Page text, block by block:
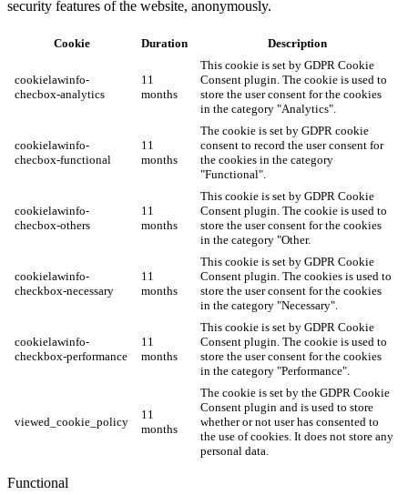
security features of the website, anonymously.
Cookie Duration Description
cookielawinfo-
checbox-analytics
11
months
This cookie is set by GDPR Cookie
Consent plugin. The cookie is used to
store the user consent for the cookies
in the category "Analytics".
cookielawinfo-
checbox-functional
11
months
The cookie is set by GDPR cookie
consent to record the user consent for
the cookies in the category
"Functional".
cookielawinfo-
checbox-others
11
months
This cookie is set by GDPR Cookie
Consent plugin. The cookie is used to
store the user consent for the cookies
in the category "Other.
cookielawinfo-
checkbox-necessary
11
months
This cookie is set by GDPR Cookie
Consent plugin. The cookies is used to
store the user consent for the cookies
in the category "Necessary".
cookielawinfo-
checkbox-performance
11
months
This cookie is set by GDPR Cookie
Consent plugin. The cookie is used to
store the user consent for the cookies
in the category "Performance".
viewed_cookie_policy
11
months
The cookie is set by the GDPR Cookie
Consent plugin and is used to store
whether or not user has consented to
the use of cookies. It does not store any
personal data.
Functional